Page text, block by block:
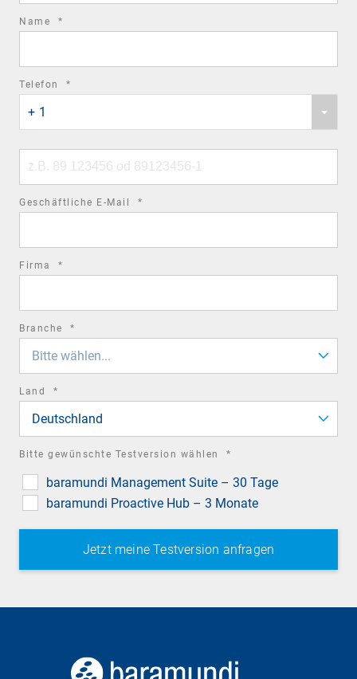
Name *
Telefon *
country
code
+ 1
number
Geschäftliche E-Mail *
Firma *
Branche *
Bitte wählen...
Land *
Deutschland
Bitte gewünschte Testversion wählen *
baramundi Management Suite – 30 Tage
baramundi Proactive Hub – 3 Monate